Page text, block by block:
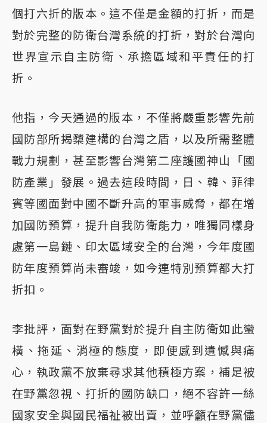
個打六折的版本。這不僅是金額的打折，而是
對於完整的防衛台灣系統的打折，對於台灣向
世界宣示自主防衛、承擔區域和平責任的打
折。
他指，今天通過的版本，不僅將嚴重影響先前
國防部所揭櫫建構的台灣之盾，以及所需整體
戰力規劃，甚至影響台灣第二座護國神山「國
防產業」發展。過去這段時間，日、韓、菲律
賓等國面對中國不斷升高的軍事威脅，都在增
加國防預算，提升自我防衛能力，唯獨同樣身
處第一島鏈、印太區域安全的台灣，今年度國
防年度預算尚未審竣，如今連特別預算都大打
折扣。
李批評，面對在野黨對於提升自主防衛如此蠻
橫、拖延、消極的態度，即便感到遺憾與痛
心，執政黨不放棄尋求其他積極方案，補足被
在野黨忽視、打折的國防缺口，絕不容許一絲
國家安全與國民福祉被出賣，並呼籲在野黨儘